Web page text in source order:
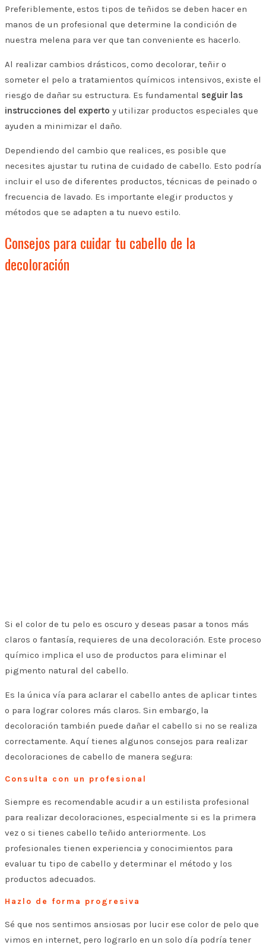
Preferiblemente, estos tipos de teñidos se deben hacer en
manos de un profesional que determine la condición de
nuestra melena para ver que tan conveniente es hacerlo.
Al realizar cambios drásticos, como decolorar, teñir o
someter el pelo a tratamientos químicos intensivos, existe el
riesgo de dañar su estructura. Es fundamental seguir las
instrucciones del experto y utilizar productos especiales que
ayuden a minimizar el daño.
Dependiendo del cambio que realices, es posible que
necesites ajustar tu rutina de cuidado de cabello. Esto podría
incluir el uso de diferentes productos, técnicas de peinado o
frecuencia de lavado. Es importante elegir productos y
métodos que se adapten a tu nuevo estilo.
Consejos para cuidar tu cabello de la
decoloración
Si el color de tu pelo es oscuro y deseas pasar a tonos más
claros o fantasía, requieres de una decoloración. Este proceso
químico implica el uso de productos para eliminar el
pigmento natural del cabello.
Es la única vía para aclarar el cabello antes de aplicar tintes
o para lograr colores más claros. Sin embargo, la
decoloración también puede dañar el cabello si no se realiza
correctamente. Aquí tienes algunos consejos para realizar
decoloraciones de cabello de manera segura:
Consulta con un profesional
Siempre es recomendable acudir a un estilista profesional
para realizar decoloraciones, especialmente si es la primera
vez o si tienes cabello teñido anteriormente. Los
profesionales tienen experiencia y conocimientos para
evaluar tu tipo de cabello y determinar el método y los
productos adecuados.
Hazlo de forma progresiva
Sé que nos sentimos ansiosas por lucir ese color de pelo que
vimos en internet, pero lograrlo en un solo día podría tener